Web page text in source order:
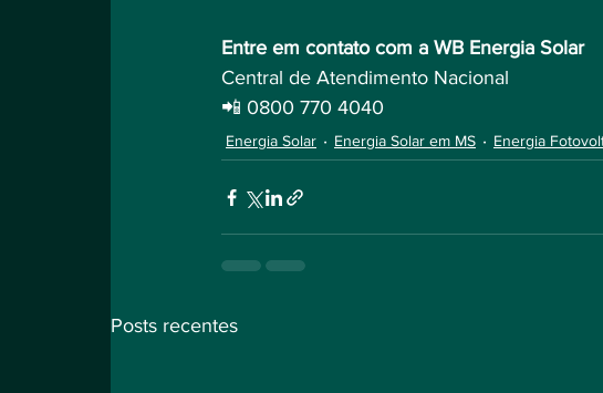
Entre em contato com a WB Energia Solar
Central de Atendimento Nacional
📲 0800 770 4040
Energia Solar Energia Solar em MS Energia
Posts recentes